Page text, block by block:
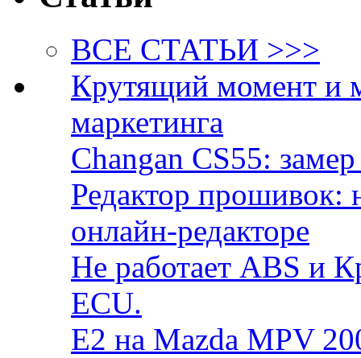
ВСЕ СТАТЬИ >>>
Крутящий момент и
маркетинга
Changan CS55:
Редактор прошивок:
онлайн-редакторе
Не работает ABS и
ECU.
E2 на Mazda MPV